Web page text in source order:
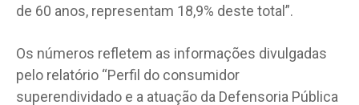
de 60 anos, representam 18,9% deste total”.
Os números refletem as informações divulgadas
pelo relatório “Perfil do consumidor
superendividado e a atuação da Defensoria Pública